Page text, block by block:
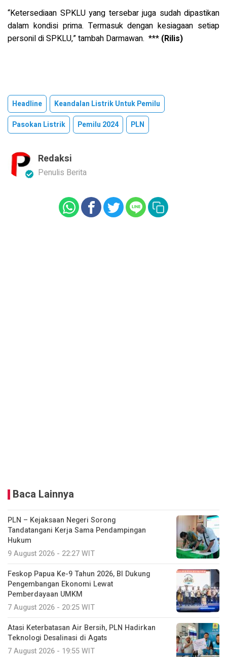
“Ketersediaan SPKLU yang tersebar juga sudah dipastikan
dalam kondisi prima. Termasuk dengan kesiagaan setiap
personil di SPKLU,” tambah Darmawan. *** (Rilis)
Headline
Keandalan Listrik Untuk Pemilu
Pasokan Listrik
Pemilu 2024 PLN
Redaksi
Penulis Berita
Baca Lainnya
PLN – Kejaksaan Negeri Sorong
Tandatangani Kerja Sama Pendampingan
Hukum
9 August 2026 - 22:27 WIT
Feskop Papua Ke-9 Tahun 2026, BI Dukung
Pengembangan Ekonomi Lewat
Pemberdayaan UMKM
7 August 2026 - 20:25 WIT
Atasi Keterbatasan Air Bersih, PLN Hadirkan
Teknologi Desalinasi di Agats
7 August 2026 - 19:55 WIT